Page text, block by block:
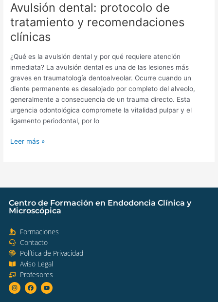
Avulsión dental: protocolo de
tratamiento y recomendaciones
clínicas
¿Qué es la avulsión dental y por qué requiere atención
inmediata? La avulsión dental es una de las lesiones más
graves en traumatología dentoalveolar. Ocurre cuando un
diente permanente es desalojado por completo del alveolo,
generalmente a consecuencia de un trauma directo. Esta
urgencia odontológica compromete la vitalidad pulpar y el
ligamento periodontal, por lo
Leer más »
Centro de Formación en Endodoncia Clínica y
Microscópica
Formaciones​
Contacto
Política de Privacidad
Aviso Legal​
Profesores​
I
n
s
F
a
c
Y
o
u